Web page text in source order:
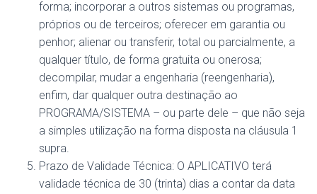
forma; incorporar a outros sistemas ou programas,
próprios ou de terceiros; oferecer em garantia ou
penhor; alienar ou transferir, total ou parcialmente, a
qualquer título, de forma gratuita ou onerosa;
decompilar, mudar a engenharia (reengenharia),
enfim, dar qualquer outra destinação ao
PROGRAMA/SISTEMA – ou parte dele – que não seja
a simples utilização na forma disposta na cláusula 1
supra.
Prazo de Validade Técnica: O APLICATIVO terá
validade técnica de 30 (trinta) dias a contar da data